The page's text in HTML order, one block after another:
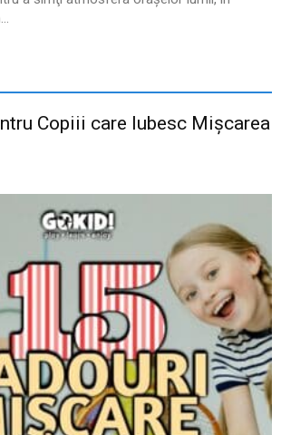
Copiii care Iubesc Mișcarea